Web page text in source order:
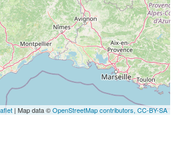
| Map data ©OpenStreetMap contributors, CC-BY-SA